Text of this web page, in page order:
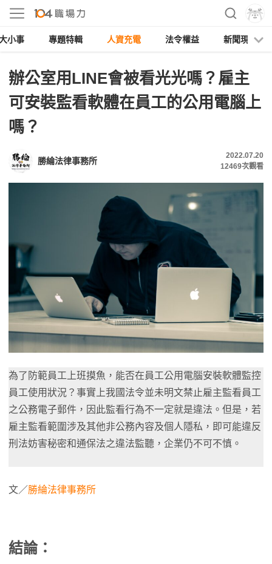
小事 專題特輯 人資充電 法令權益 新聞現場
辦公室用LINE會被看光光嗎？雇主
可安裝監看軟體在員工的公用電腦上
嗎？
勝綸法律事務所
2022.07.20
12469次觀看
為了防範員工上班摸魚，能否在員工公用電腦安裝軟體監控
員工使用狀況？事實上我國法令並未明文禁止雇主監看員工
之公務電子郵件，因此監看行為不一定就是違法。但是，若
雇主監看範圍涉及其他非公務內容及個人隱私，即可能違反
刑法妨害秘密和通保法之違法監聽，企業仍不可不慎。
文／勝綸法律事務所
結論：